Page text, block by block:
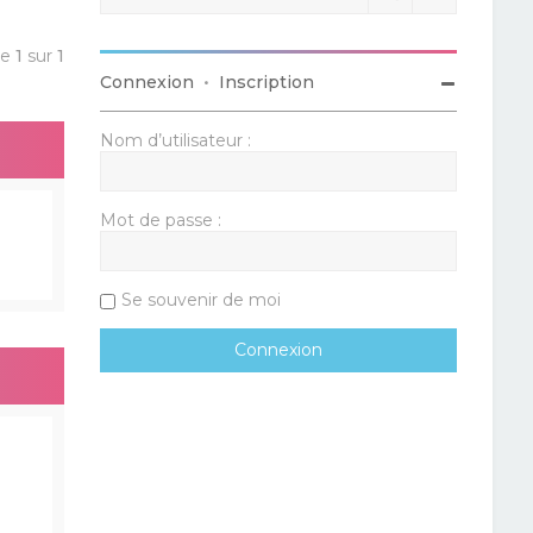
1 sur1
Connexion • Inscription
Nom d’utilisateur :
Mot de passe :
Se souvenir de moi